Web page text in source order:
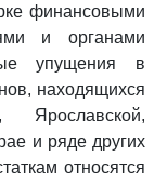
финансовыми
и органами
упущения в
находящихся
Ярославской,
и ряде других
относятся